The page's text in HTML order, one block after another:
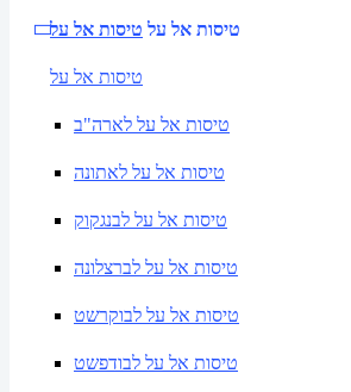
טיסות אל על טיסות אל על
טיסות אל על
טיסות אל על לארה"ב
טיסות אל על לאתונה
טיסות אל על לבנגקוק
טיסות אל על לברצלונה
טיסות אל על לבוקרשט
טיסות אל על לבודפשט